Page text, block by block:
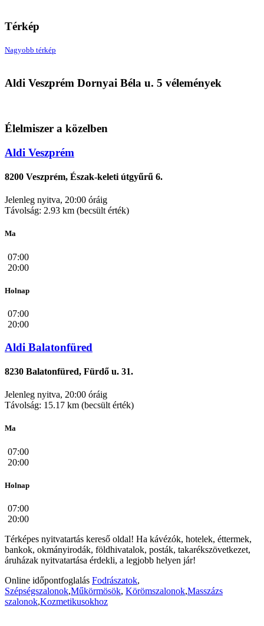
Térkép
8200 Veszprém, Dornyai Béla u. 5
Nagyobb térkép
Aldi Veszprém Dornyai Béla u. 5 vélemények
Élelmiszer a közelben
Aldi Veszprém
8200 Veszprém, Észak-keleti útgyűrű 6.
Jelenleg nyitva, 20:00 óráig
Távolság: 2.93 km (becsült érték)
Ma
07:00
20:00
Holnap
07:00
20:00
Aldi Balatonfüred
8230 Balatonfüred, Fürdő u. 31.
Jelenleg nyitva, 20:00 óráig
Távolság: 15.17 km (becsült érték)
Ma
07:00
20:00
Holnap
07:00
20:00
Térképes nyitvatartás kereső oldal! Ha kávézók, hotelek, éttermek,
bankok, okmányirodák, földhivatalok, posták, takarékszövetkezet,
áruházak nyitvatartása érdekli, a legjobb helyen jár!
Online időpontfoglalás Fodrászatok,
Szépségszalonok,Műkörmösök, Körömszalonok,Masszázs
szalonok,Kozmetikusokhoz